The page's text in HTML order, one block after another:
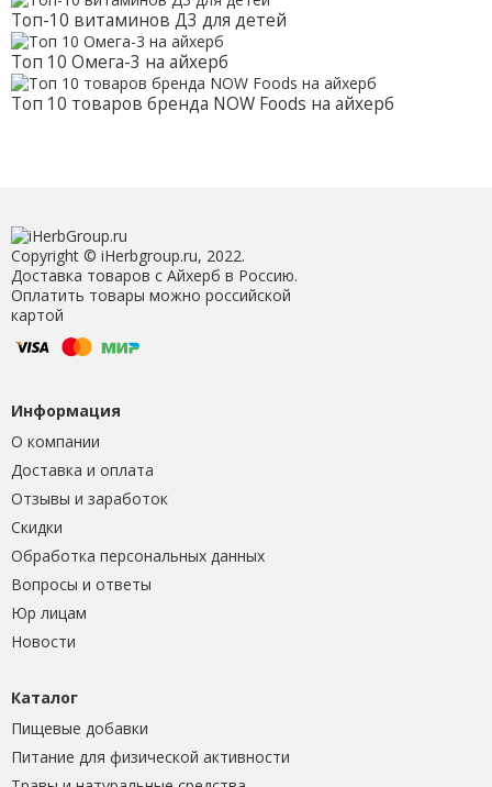
Топ-10 витаминов Д3 для детей
Топ 10 Омега-3 на айхерб
Топ 10 товаров бренда NOW Foods на айхерб
Copyright © iHerbgroup.ru, 2022.
Доставка товаров с Айхерб в Россию.
Оплатить товары можно российской
картой
Информация
О компании
Доставка и оплата
Отзывы и заработок
Скидки
Обработка персональных данных
Вопросы и ответы
Юр лицам
Новости
Каталог
Пищевые добавки
Питание для физической активности